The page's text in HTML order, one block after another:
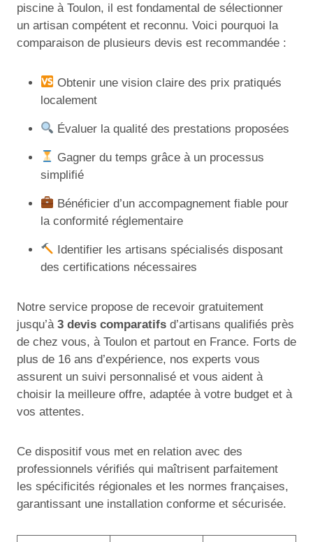
piscine à Toulon, il est fondamental de sélectionner
un artisan compétent et reconnu. Voici pourquoi la
comparaison de plusieurs devis est recommandée :
Obtenir une vision claire des prix pratiqués
localement
Évaluer la qualité des prestations proposées
Gagner du temps grâce à un processus
simplifié
Bénéficier d’un accompagnement fiable pour
la conformité réglementaire
Identifier les artisans spécialisés disposant
des certifications nécessaires
Notre service propose de recevoir gratuitement
jusqu’à 3 devis comparatifs d’artisans qualifiés près
de chez vous, à Toulon et partout en France. Forts de
plus de 16 ans d’expérience, nos experts vous
assurent un suivi personnalisé et vous aident à
choisir la meilleure offre, adaptée à votre budget et à
vos attentes.
Ce dispositif vous met en relation avec des
professionnels vérifiés qui maîtrisent parfaitement
les spécificités régionales et les normes françaises,
garantissant une installation conforme et sécurisée.